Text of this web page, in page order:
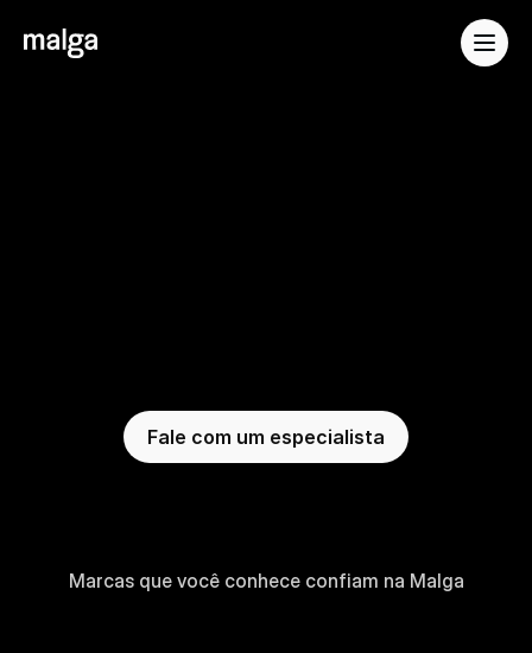
pagamentos em vantagem competitiva.
Fale com um especialista
Marcas que você conhece confiam na Malga